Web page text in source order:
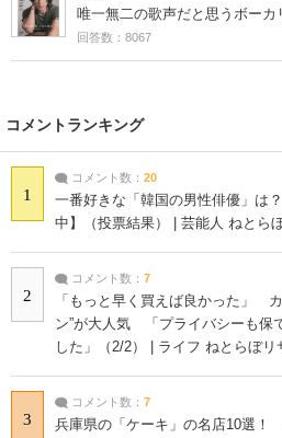
唯一無二の歌声だと思うボーカ
回答数：8067
コメントランキング
1
コメント数： 20
一番好きな「韓国の男性俳優」は
中】（投票結果） | 芸能人 ねとら
2
コメント数： 7
「もっと早く買えば良かった」
ン”が大人気 「プライバシーも保
した」（2/2） | ライフ ねとらぼリ
3
コメント数： 7
兵庫県の「ケーキ」の名店10選！